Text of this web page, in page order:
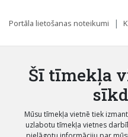
Portāla lietošanas noteikumi
Šī tīmekļa
Mūsu tīmekļa vietnē tiek
uzlabotu tīmekļa vietnes